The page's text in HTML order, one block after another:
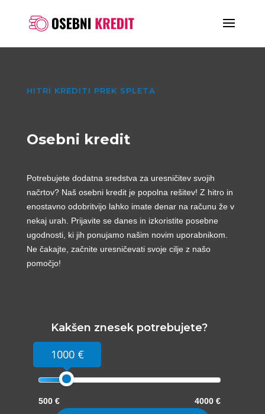
HITRI KREDITI PREK SPLETA
Osebni kredit
Potrebujete dodatna sredstva za uresničitev svojih
načrtov? Naš osebni kredit je popolna rešitev! Z hitro in
enostavno odobritvijo lahko imate denar na računu že v
nekaj urah. Prijavite se danes in izkoristite posebne
ugodnosti, ki jih ponujamo našim novim uporabnikom.
Ne čakajte, začnite uresničevati svoje cilje z našo
pomočjo!
Kakšen znesek potrebujete?
1000 €
500 € 4000 €